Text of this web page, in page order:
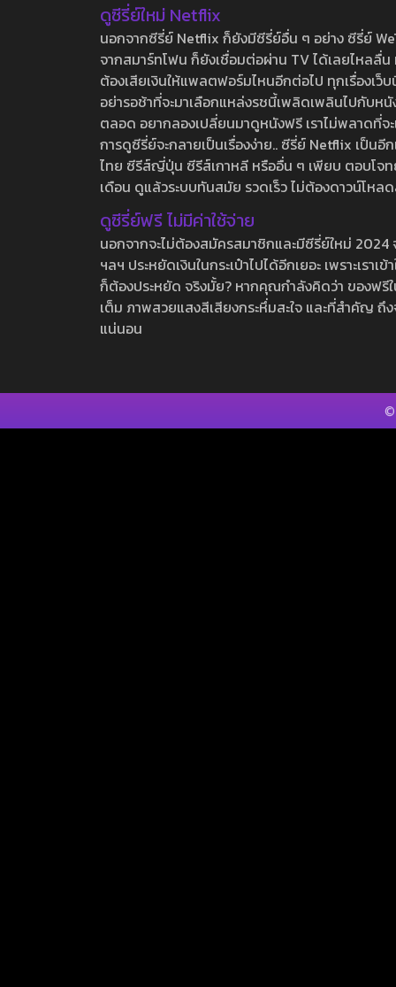
ดูซีรี่ย์ใหม่ Netflix
นอกจากซีรี่ย์ Netflix ก็ยังมีซีรี่ย์อื่น ๆ อย่าง ซีรี่ย์
จากสมาร์ทโฟน ก็ยังเชื่อมต่อผ่าน TV ได้เลยไหลลื่
ต้องเสียเงินให้แพลตฟอร์มไหนอีกต่อไป ทุกเรื่องเว็
อย่ารอช้าที่จะมาเลือกแหล่งรชนี้เพลิดเพลินไปกับห
ตลอด อยากลองเปลี่ยนมาดูหนังฟรี เราไม่พลาดที่
การดูซีรี่ย์จะกลายเป็นเรื่องง่าย.. ซีรี่ย์ Netflix เป็น
ไทย ซีรีส์ญี่ปุ่น ซีรีส์เกาหลี หรืออื่น ๆ เพียบ ตอบโจท
เดือน ดูแล้วระบบทันสมัย รวดเร็ว ไม่ต้องดาวน์โห
ดูซีรี่ย์ฟรี ไม่มีค่าใช้จ่าย
นอกจากจะไม่ต้องสมัครสมาชิกและมีซีรี่ย์ใหม่
ฯลฯ ประหยัดเงินในกระเป๋าไปได้อีกเยอะ เพราะเร
ก็ต้องประหยัด จริงมั้ย? หากคุณกำลังคิดว่า ของฟ
เต็ม ภาพสวยแสงสีเสียงกระหึ่มสะใจ และที่สำคัญ
แน่นอน
©